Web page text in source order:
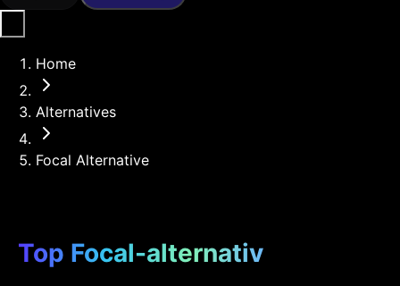
Home
Alternatives
Focal Alternative
Top Focal-alternativ